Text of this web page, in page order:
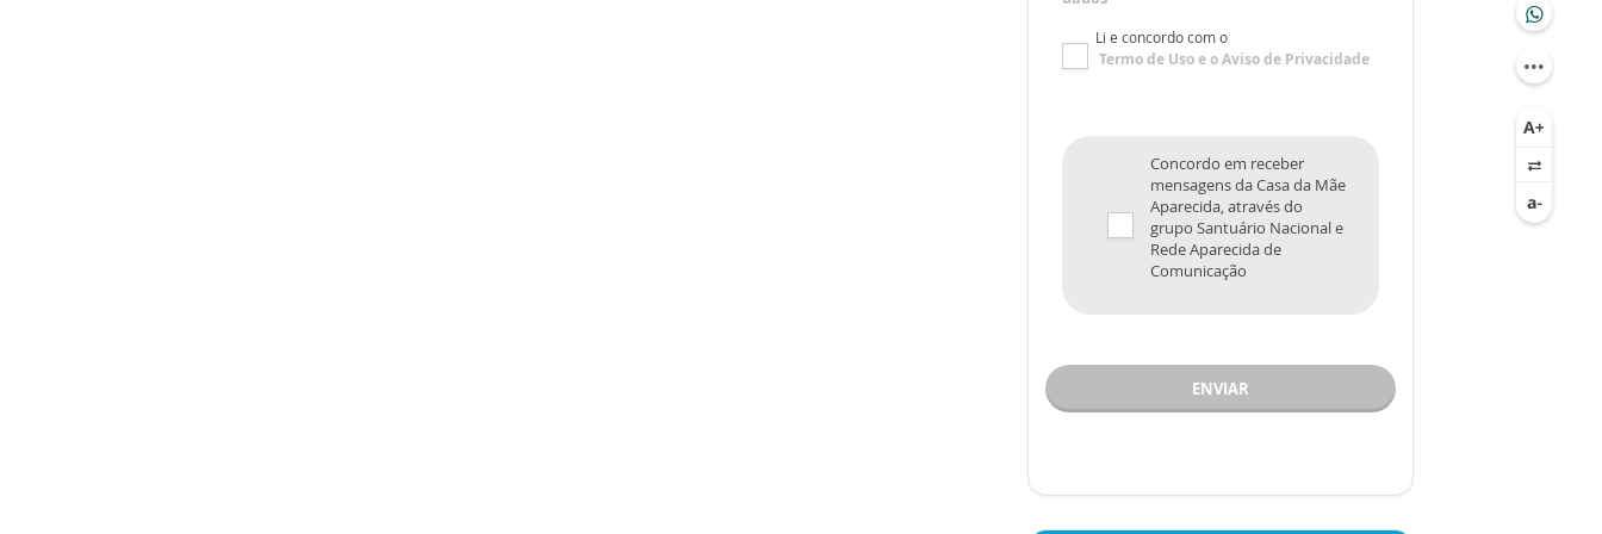
Li e concordo com o
Termo de Usoe oAviso de Privacidade
Concordo em receber
mensagens da Casa da Mãe
Aparecida, através do
grupo Santuário Nacional e
Rede Aparecida de
Comunicação
ENVIAR